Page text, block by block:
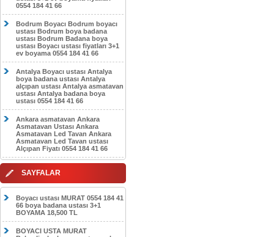
0554 184 41 66
Bodrum Boyacı Bodrum boyacı
ustası Bodrum boya badana
ustası Bodrum Badana boya
ustası Boyacı ustası fiyatları 3+1
ev boyama 0554 184 41 66
Antalya Boyacı ustası Antalya
boya badana ustası Antalya
alçıpan ustası Antalya asmatavan
ustası Antalya badana boya
ustası 0554 184 41 66
Ankara asmatavan Ankara
Asmatavan Ustası Ankara
Asmatavan Led Tavan Ankara
Asmatavan Led Tavan ustası
Alçıpan Fiyatı 0554 184 41 66
SAYFALAR
Boyacı ustası MURAT 0554 184 41
66 boya badana ustası 3+1
BOYAMA 18,500 TL
BOYACI USTA MURAT